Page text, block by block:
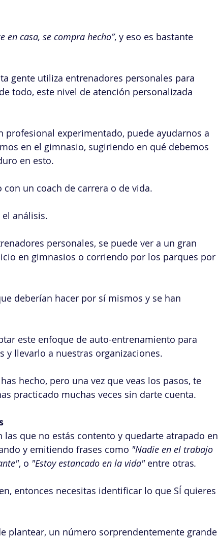
en casa, se compra hecho”, y eso es bastante
gente utiliza entrenadores personales para
todo, este nivel de atención personalizada
profesional experimentado, puede ayudarnos a
en el gimnasio, sugiriendo en qué debemos
en esto.
un coach de carrera o de vida.
análisis.
personales, se puede ver a un gran
en gimnasios o corriendo por los parques por
deberían hacer por sí mismos y se han
este enfoque de auto-entrenamiento para
y llevarlo a nuestras organizaciones.
hecho, pero una vez que veas los pasos, te
practicado muchas veces sin darte cuenta.
que no estás contento y quedarte atrapado en
y emitiendo frases como "Nadie en el trabajo
, o "Estoy estancado en la vida" entre otras.
entonces necesitas identificar lo que SÍ quieres
plantear, un número sorprendentemente grande